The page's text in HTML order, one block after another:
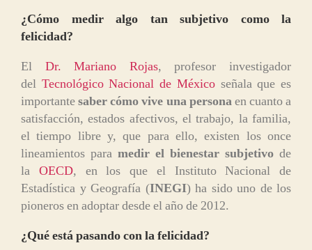
¿Cómo medir algo tan subjetivo como la
felicidad?
El Dr. Mariano Rojas, profesor investigador
del Tecnológico Nacional de Méxicoseñala que es
importantesaber cómo vive una personaen cuanto a
satisfacción, estados afectivos, el trabajo, la familia,
el tiempo libre y, que para ello, existen los once
lineamientos para medir el bienestar subjetivo de
la OECD, en los que el Instituto Nacional de
Estadística y Geografía (INEGI) ha sido uno de los
pioneros en adoptar desde el año de 2012.
¿Qué está pasando con la felicidad?